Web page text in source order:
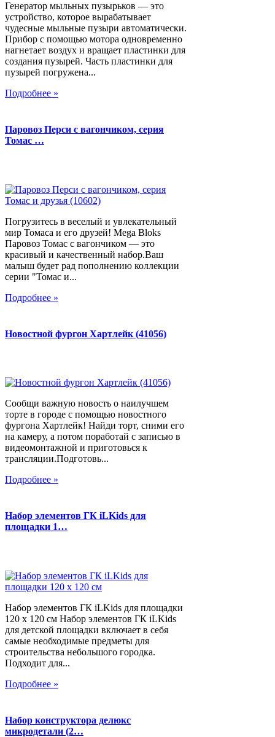
Генератор мыльных пузырьков — это
устройство, которое вырабатывает
чудесные мыльные пузыри автоматически.
Прибор с помощью мотора одновременно
нагнетает воздух и вращает пластинки для
создания пузырей. Часть пластинки для
пузырей погружена...
Подробнее »
Паровоз Перси с вагончиком, серия
Томас …
Погрузитесь в веселый и увлекательный
мир Томаса и его друзей! Mega Bloks
Паровоз Томас с вагончиком — это
красивый и качественный набор.Ваш
малыш будет рад пополнению коллекции
серии "Томас и...
Подробнее »
Новостной фургон Хартлейк (41056)
Сообщи важную новость о наилучшем
торте в городе с помощью новостного
фургона Хартлейк! Найди торт, сними его
на камеру, а потом поработай с записью в
видеомонтажной и приготовься к
трансляции.Подготовь...
Подробнее »
Набор элементов ГК iLKids для
площадки 1…
Набор элементов ГК iLKids для площадки
120 х 120 см Набор элементов ГК iLKids
для детской площадки включает в себя
самые необходимые предметы для
строительства небольшого городка.
Подходит для...
Подробнее »
Набор конструктора делюкс
микродетали (2…